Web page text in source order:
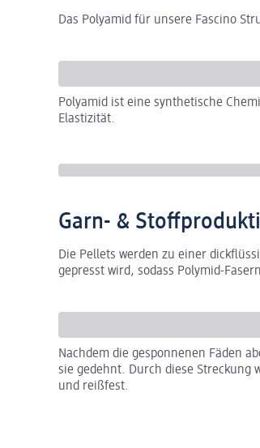
Das Polyamid für unsere Fascino
Polyamid ist eine synthetische
Elastizität.
Garn- &
Die Pellets werden zu einer
gepresst wird, sodass Polymid-
Nachdem die gesponnenen Fäden
sie gedehnt. Durch diese Streckung
und reißfest.